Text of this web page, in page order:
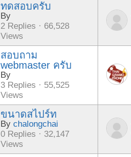
ทดสอบครับ
By
2 Replies · 66,528
Views
สอบถาม
webmaster ครับ
By
3 Replies · 55,525
Views
ขนาดสไปร์ท
By chalongchai
0 Replies · 32,147
Views